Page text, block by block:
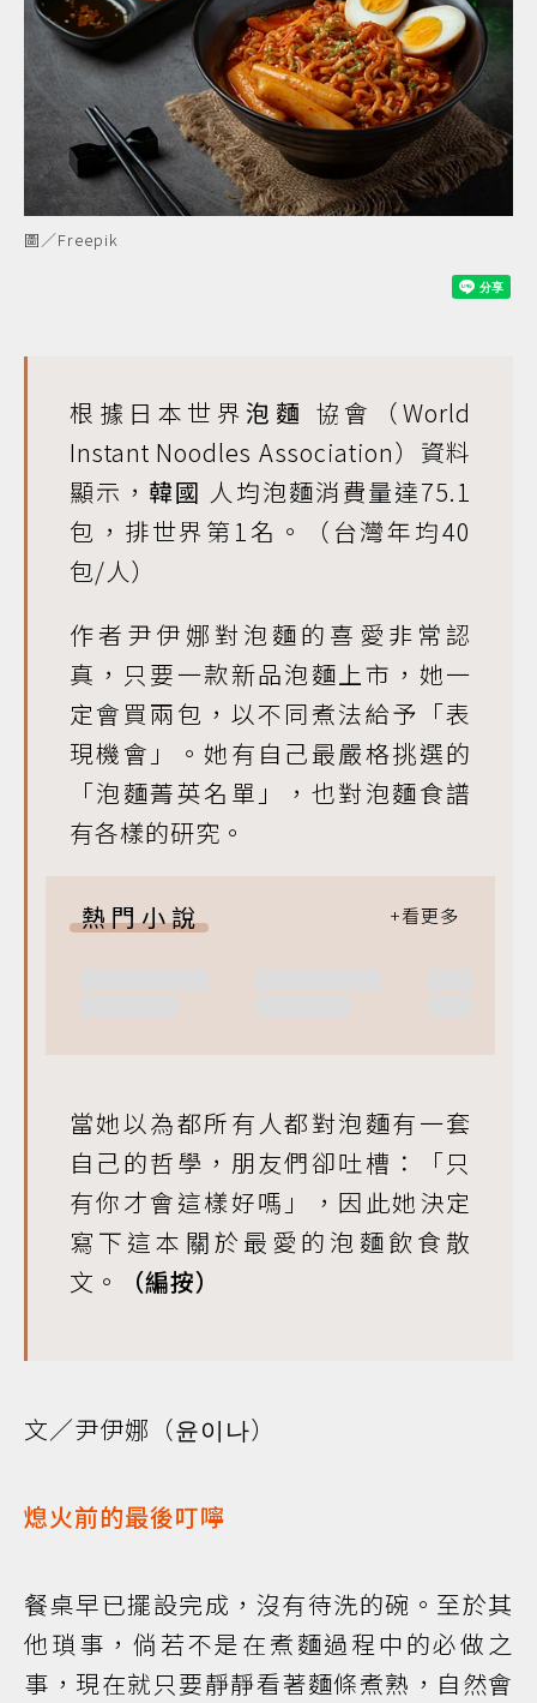
圖／Freepik
根據日本世界泡麵 協會（World
Instant Noodles Association）資料
顯示， 韓國 人均泡麵消費量達75.1
包，排世界第1名。（台灣年均40
包/人）
作者尹伊娜對泡麵的喜愛非常認
真，只要一款新品泡麵上市，她一
定會買兩包，以不同煮法給予「表
現機會」。她有自己最嚴格挑選的
「泡麵菁英名單」，也對泡麵食譜
有各樣的研究。
熱門小說
當她以為都所有人都對泡麵有一套
自己的哲學，朋友們卻吐槽：「只
有你才會這樣好嗎」，因此她決定
寫下這本關於最愛的泡麵飲食散
文。
（編按）
文／尹伊娜（윤이나）
熄火前的最後叮嚀
餐桌早已擺設完成，沒有待洗的碗。至於其
他瑣事，倘若不是在煮麵過程中的必做之
事，現在就只要靜靜看著麵條煮熟，自然會